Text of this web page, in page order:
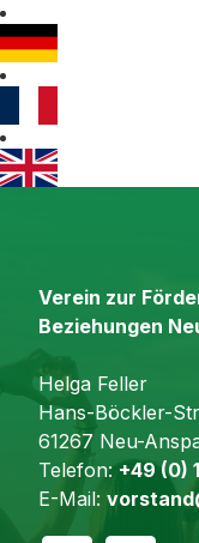
Verein zur
Beziehungen
Helga Feller
Hans-Böckler-
61267 Neu-
Telefon: +49 (0)
E-Mail: